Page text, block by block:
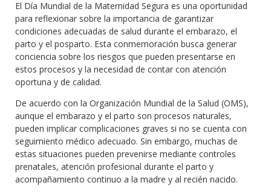
El Día Mundial de la Maternidad Segura es una oportunidad
para reflexionar sobre la importancia de garantizar
condiciones adecuadas de salud durante el embarazo, el
parto y el posparto. Esta conmemoración busca generar
conciencia sobre los riesgos que pueden presentarse en
estos procesos y la necesidad de contar con atención
oportuna y de calidad.
De acuerdo con la Organización Mundial de la Salud (OMS),
aunque el embarazo y el parto son procesos naturales,
pueden implicar complicaciones graves si no se cuenta con
seguimiento médico adecuado. Sin embargo, muchas de
estas situaciones pueden prevenirse mediante controles
prenatales, atención profesional durante el parto y
acompañamiento continuo a la madre y al recién nacido.